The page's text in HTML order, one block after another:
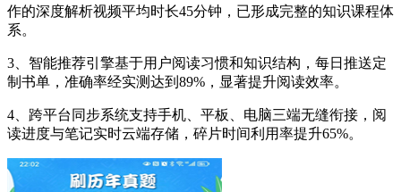
作的深度解析视频平均时长45分钟，已形成完整的知识课程体
系。
3、智能推荐引擎基于用户阅读习惯和知识结构，每日推送定
制书单，准确率经实测达到89%，显著提升阅读效率。
4、跨平台同步系统支持手机、平板、电脑三端无缝衔接，阅
读进度与笔记实时云端存储，碎片时间利用率提升65%。